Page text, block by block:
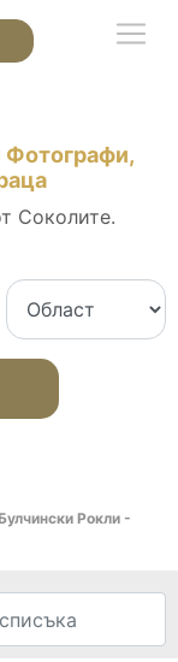
Фотографи,
Соколите.
Рокли -